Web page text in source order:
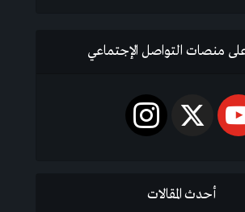
منصات التواصل الإجتماعي
أحدث المقالات